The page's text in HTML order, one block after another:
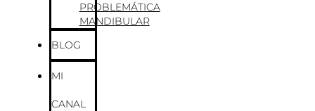
PROBLEMÁTICA
MANDIBULAR
BLOG
MI
CANAL